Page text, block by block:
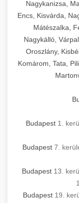
Ipari
Ipari
acél
Ipari
tisztíthatók,
előírásnak.
állnak
berendezést
egy
és
kiegészítő
megtalál.
megfelelő
üzembe
garancia,
Nagykanizsa,
Encs, Kisvárda,
Mátészalka,
Nagykálló,
Oroszlány,
Komárom, Tata,
Budapest 1.
Budapest 7.
Budapest 13.
Budapest 19.